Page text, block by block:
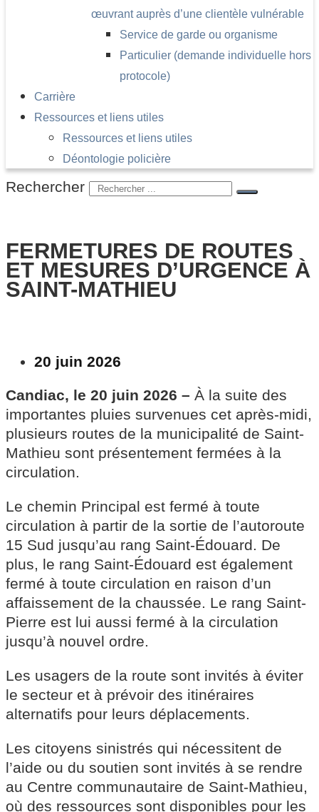
œuvrant auprès d’une clientèle vulnérable
Service de garde ou organisme
Particulier (demande individuelle hors
protocole)
Carrière
Ressources et liens utiles
Ressources et liens utiles
Déontologie policière
Rechercher
FERMETURES DE ROUTES
ET MESURES D’URGENCE À
SAINT-MATHIEU
20 juin 2026
Candiac, le 20 juin 2026 – À la suite des
importantes pluies survenues cet après-midi,
plusieurs routes de la municipalité de Saint-
Mathieu sont présentement fermées à la
circulation.
Le chemin Principal est fermé à toute
circulation à partir de la sortie de l’autoroute
15 Sud jusqu’au rang Saint-Édouard. De
plus, le rang Saint-Édouard est également
fermé à toute circulation en raison d’un
affaissement de la chaussée. Le rang Saint-
Pierre est lui aussi fermé à la circulation
jusqu’à nouvel ordre.
Les usagers de la route sont invités à éviter
le secteur et à prévoir des itinéraires
alternatifs pour leurs déplacements.
Les citoyens sinistrés qui nécessitent de
l’aide ou du soutien sont invités à se rendre
au Centre communautaire de Saint-Mathieu,
où des ressources sont disponibles pour les